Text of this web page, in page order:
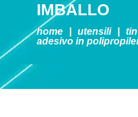
IMBALLO
home utensili
adesivo in